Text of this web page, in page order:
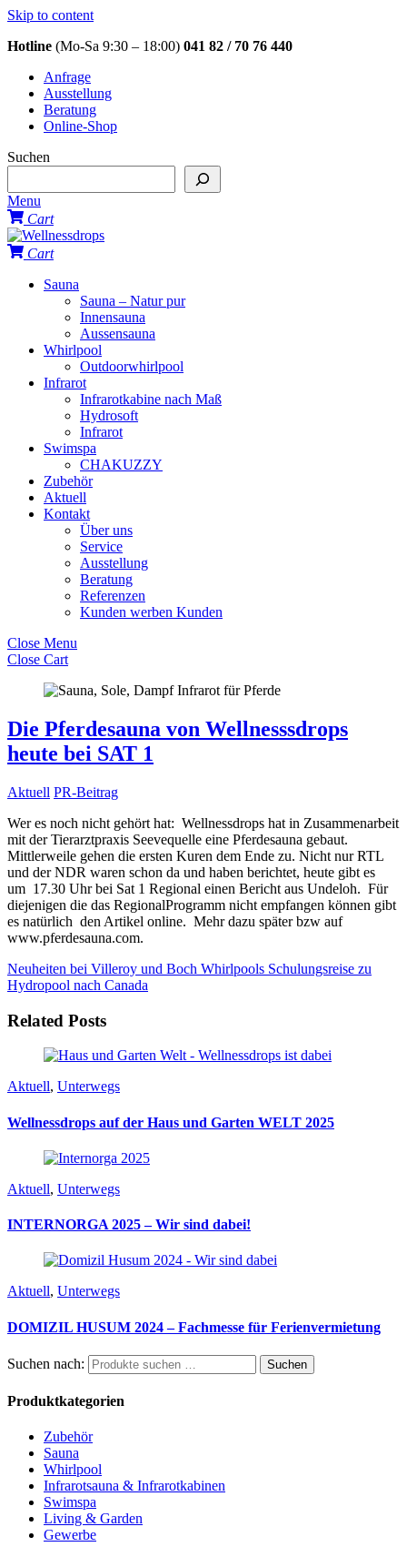
Skip to content
Hotline (Mo-Sa 9:30 – 18:00) 041 82 / 70 76 440
Anfrage
Ausstellung
Beratung
Online-Shop
Suchen
Menu
Cart
Cart
Sauna
Sauna – Natur pur
Innensauna
Aussensauna
Whirlpool
Outdoorwhirlpool
Infrarot
Infrarotkabine nach Maß
Hydrosoft
Infrarot
Swimspa
CHAKUZZY
Zubehör
Aktuell
Kontakt
Über uns
Service
Ausstellung
Beratung
Referenzen
Kunden werben Kunden
Close Menu
Close Cart
Die Pferdesauna von Wellnesssdrops
heute bei SAT 1
Aktuell PR-Beitrag
Wer es noch nicht gehört hat: Wellnessdrops hat in Zusammenarbeit
mit der Tierarztpraxis Seevequelle eine Pferdesauna gebaut.
Mittlerweile gehen die ersten Kuren dem Ende zu. Nicht nur RTL
und der NDR waren schon da und haben berichtet, heute gibt es
um 17.30 Uhr bei Sat 1 Regional einen Bericht aus Undeloh. Für
diejenigen die das RegionalProgramm nicht empfangen können gibt
es natürlich den Artikel online. Mehr dazu später bzw auf
www.pferdesauna.com.
Neuheiten bei Villeroy und Boch Whirlpools Schulungsreise zu
Hydropool nach Canada
Related Posts
Aktuell, Unterwegs
Wellnessdrops auf der Haus und Garten WELT 2025
Aktuell, Unterwegs
INTERNORGA 2025 – Wir sind dabei!
Aktuell, Unterwegs
DOMIZIL HUSUM 2024 – Fachmesse für Ferienvermietung
Suchen nach: Suchen
Produktkategorien
Zubehör
Sauna
Whirlpool
Infrarotsauna & Infrarotkabinen
Swimspa
Living & Garden
Gewerbe